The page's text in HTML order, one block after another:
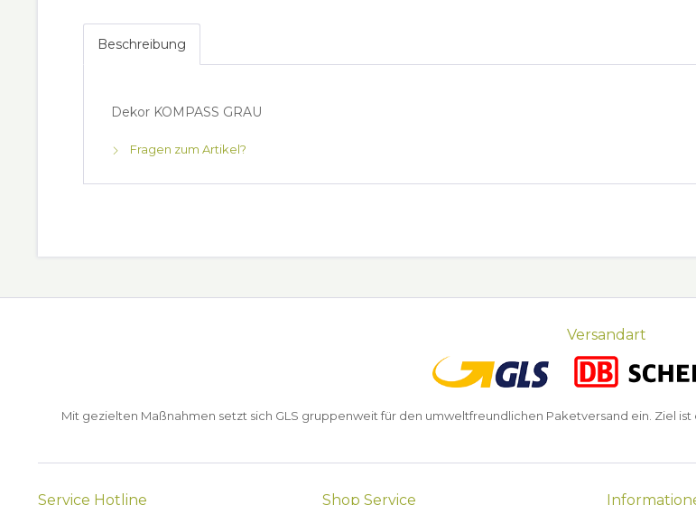
Beschreibung
Dekor KOMPASS GRAU
Fragen zum Artikel?
Versandart
Mit gezielten Maßnahmen setzt sich GLS gruppenweit für den umweltfreundlichen Paketversand ein. Ziel
Service Hotline Shop Service